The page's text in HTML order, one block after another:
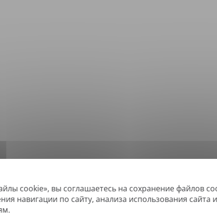
cookie», вы соглашаетесь на сохранение файлов
навигации по сайту, анализа использования сайта
форматы: DOC, DOCX, ODT, PDF*, CSV, PPTX, XLSX, XLS, RTF,